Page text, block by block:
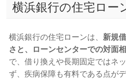
横浜銀行の住宅ロー
横浜銀行の住宅ローンは、 新規
さと、ローンセンターでの対面
で、借り換えや長期固定ではネ
ず、疾病保障も有料である点が